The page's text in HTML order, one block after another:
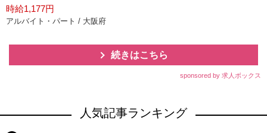
時給1,177円
アルバイト・パート / 大阪府
続きはこちら
sponsored by 求人ボックス
人気記事ランキング